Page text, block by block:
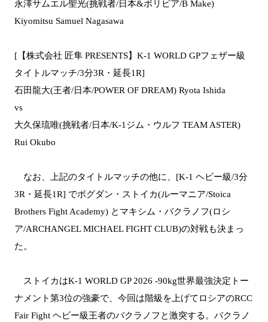
永澤サムエル聖光(挑戦者/日本&ボリビア/B Make)
Kiyomitsu Samuel Nagasawa
[【株式会社 匠隼 PRESENTS】K-1 WORLD GPフェザー級
タイトルマッチ/3分3R・延長1R]
石田龍大(王者/日本/POWER OF DREAM) Ryota Ishida
vs
大久保琉唯(挑戦者/日本/K-1ジム・ウルフ TEAM ASTER)
Rui Okubo
なお、上記のタイトルマッチの他に、[K-1 ヘビー級/3分
3R・延長1R] でボグダン・ストイカ(ルーマニア/Stoica
Brothers Fight Academy) とマキシム・バクラノフ(ロシ
ア/ARCHANGEL MICHAEL FIGHT CLUB)の対戦も決まっ
た。
ストイカはK-1 WORLD GP 2026 -90kg世界最強決定トー
ナメント第3位の強豪で、今回は階級を上げてロシアのRCC
Fair Fight ヘビー級王者のバクラノフと激突する。バクラノ